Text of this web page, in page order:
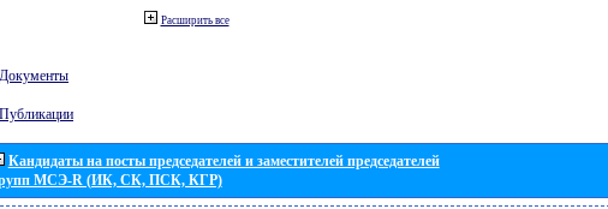
Расширить все
Документы
Публикации
Кандидаты на посты председателей и заместителей председателей
МСЭ-R (ИК, СК, ПСК, КГР)